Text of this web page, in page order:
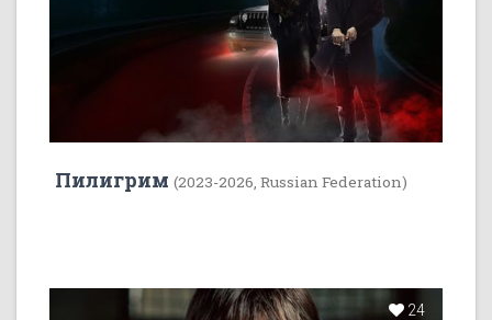
Пилигрим (2023-2026, Russian Federation)
24